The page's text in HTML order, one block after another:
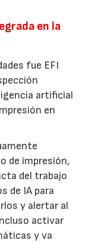
en la
fue EFI
artificial
en
de impresión,
del trabajo
de IA para
y alertar al
activar
y va